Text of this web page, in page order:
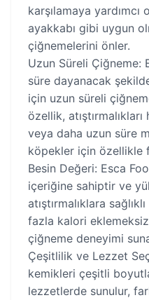
karşılamaya
ayakkabı gibi uygun
çiğnemelerini önler.
Uzun Süreli Çiğneme:
süre dayanacak
için uzun süreli
özellik,
veya daha uzun süre
köpekler için özellikle
Besin Değeri: Esca
içeriğine sahiptir ve
atıştırmalıklara
fazla kalori
çiğneme deneyimi
Çeşitlilik ve Lezzet
kemikleri çeşitli
lezzetlerde sunulur,